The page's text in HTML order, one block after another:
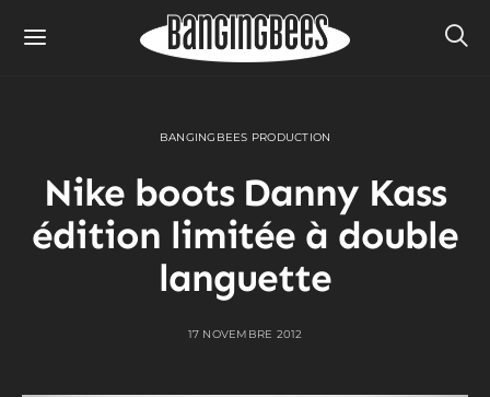
BANGINGBEES PRODUCTION
Nike boots Danny Kass
édition limitée à double
languette
17 NOVEMBRE 2012